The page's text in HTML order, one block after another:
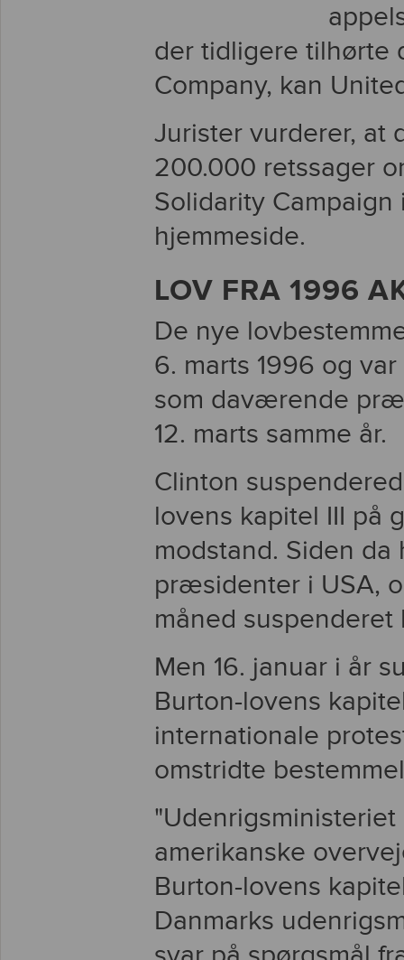
der tidligere tilhørte
Company, kan
Jurister vurderer, at
200.000 retssager
Solidarity
hjemmeside.
LOV FRA 1996
De nye
6. marts 1996 og
som daværende
12. marts samme år.
Clinton
lovens kapitel III på
modstand. Siden
præsidenter i USA,
måned suspenderet
Men 16. januar i år
Burton-lovens
internationale
omstridte
amerikanske
Burton-lovens
Danmarks